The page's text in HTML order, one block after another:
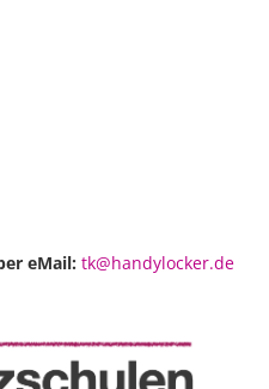
eMail:tk@handylocker.de